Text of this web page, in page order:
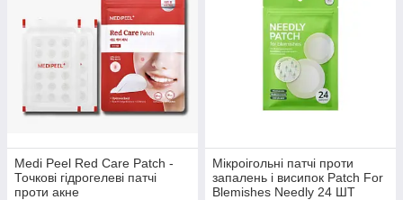
Medi Peel Red Care Patch -
Точкові гідрогелеві патчі
проти акне
Мікроігольні патчі проти
запалень і висипок Patch For
Blemishes Needly 24 ШТ